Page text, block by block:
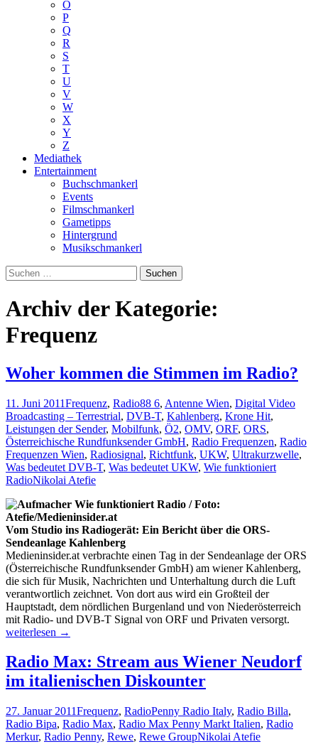
O
P
Q
R
S
T
U
V
W
X
Y
Z
Mediathek
Entertainment
Buchschmankerl
Events
Filmschmankerl
Gametipps
Hintergrund
Musikschmankerl
Suchen
nach:
Archiv der Kategorie:
Frequenz
Woher kommen die Stimmen im Radio?
11. Juni 2011Frequenz, Radio88 6, Antenne Wien, Digital Video
Broadcasting – Terrestrial, DVB-T, Kahlenberg, Krone Hit,
Leistungen der Sender, Mobilfunk, Ö2, OMV, ORF, ORS,
Österreichische Rundfunksender GmbH, Radio Frequenzen, Radio
Frequenzen Wien, Radiosignal, Richtfunk, UKW, Ultrakurzwelle,
Was bedeutet DVB-T, Was bedeutet UKW, Wie funktioniert
RadioNikolai Atefie
Vom Studio ins Radiogerät: Ein Bericht über die ORS-
Sendeanlage Kahlenberg
Medieninsider.at verbrachte einen Tag in der Sendeanlage der ORS
(Österreichische Rundfunksender GmbH) am wiener Kahlenberg,
die sich für Musik, Nachrichten und Unterhaltung durch die Luft
verantwortlich zeichnet. Von dort aus wird ein Großteil der
Hauptstadt, dem nördlichen Burgenland und von Niederösterreich
mit Radio- und DVB-T Signal von ORF und Privaten versorgt.
im
weiterlesen →
Radio Max: Stream aus Wiener Neudorf
im italienischen Diskounter
27. Januar 2011Frequenz, RadioPenny Radio Italy, Radio Billa,
Radio Bipa, Radio Max, Radio Max Penny Markt Italien, Radio
Merkur, Radio Penny, Rewe, Rewe GroupNikolai Atefie